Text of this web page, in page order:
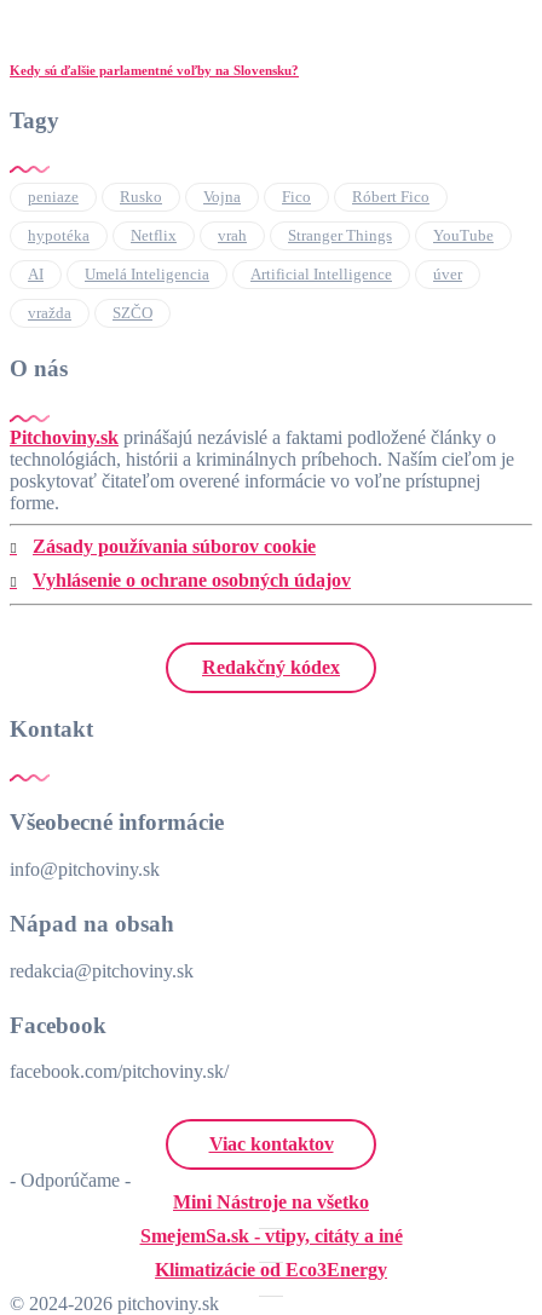
Kedy sú ďalšie parlamentné voľby na Slovensku?
Tagy
peniaze Rusko Vojna Fico Róbert Fico
hypotéka Netflix vrah Stranger Things YouTube
AI Umelá Inteligencia Artificial Intelligence úver
vražda SZČO
O nás
Pitchoviny.sk prinášajú nezávislé a faktami podložené články o
technológiách, histórii a kriminálnych príbehoch. Naším cieľom je
poskytovať čitateľom overené informácie vo voľne prístupnej
forme.
Zásady používania súborov cookie
Vyhlásenie o ochrane osobných údajov
Redakčný kódex
Kontakt
Všeobecné informácie
info@pitchoviny.sk
Nápad na obsah
redakcia@pitchoviny.sk
Facebook
facebook.com/pitchoviny.sk/
Viac kontaktov
- Odporúčame -
Mini Nástroje na všetko
SmejemSa.sk - vtipy, citáty a iné
Klimatizácie od Eco3Energy
© 2024-2026 pitchoviny.sk